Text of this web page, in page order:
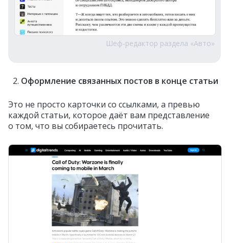
Шеф‑редактор раздела «Авто»
Оформление связанных постов в конце статьи
Это не просто карточки со ссылками, а превью
каждой статьи, которое даёт вам представление
о том, что вы собираетесь прочитать.